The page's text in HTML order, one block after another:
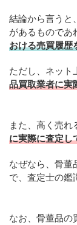
結論から言うと
があるものであ
おける売買履歴
ただし、ネット
品買取業者に実
また、高く売れ
に実際に査定し
なぜなら、骨董
で、査定士の鑑
なお、骨董品の